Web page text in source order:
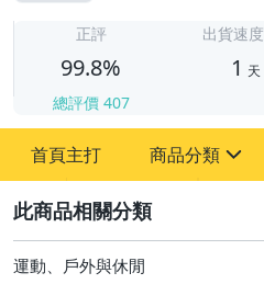
正評
99.8%
總評價 407
出貨速度
1 天
首頁主打 商品分類
運動、戶外與休閒
運動、戶外與休閒